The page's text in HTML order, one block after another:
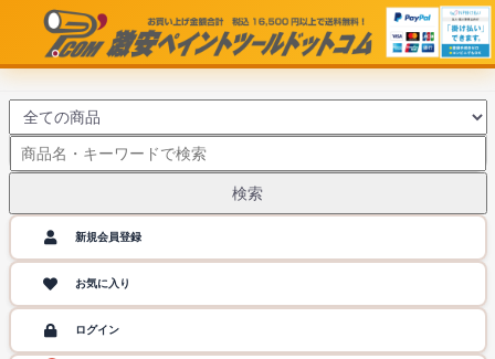
検索
新規会員登録
お気に入り
ログイン